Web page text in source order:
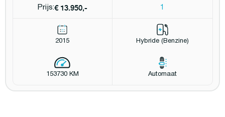
Prijs:€ 13.950,- 1
2015 Hybride (Benzine)
153730 KM Automaat